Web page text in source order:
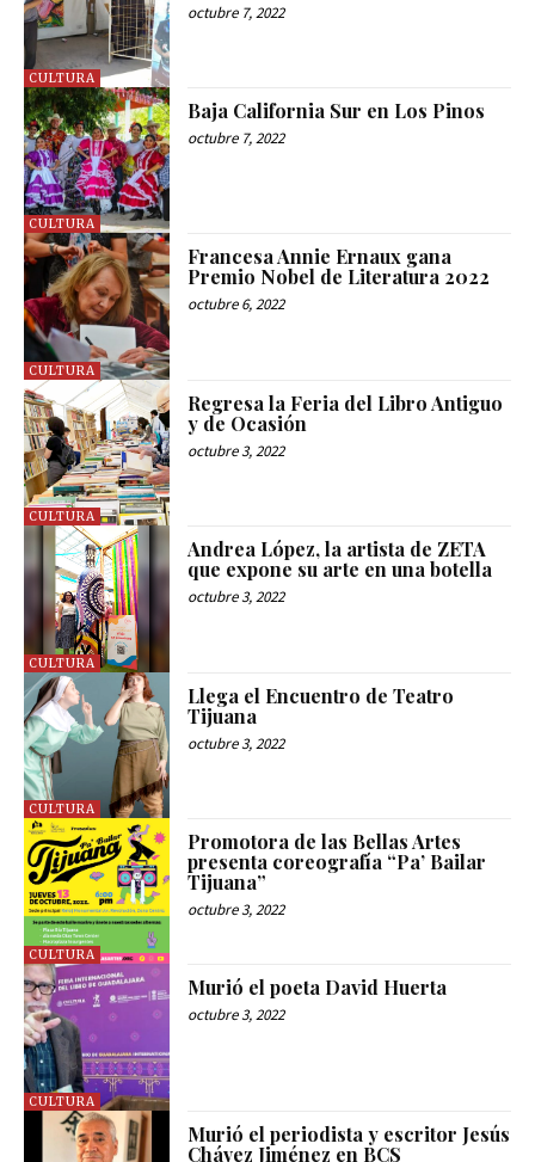
CULTURA
octubre 7, 2022
CULTURA
Baja California Sur en Los Pinos
octubre 7, 2022
CULTURA
Francesa Annie Ernaux gana
Premio Nobel de Literatura 2022
octubre 6, 2022
CULTURA
Regresa la Feria del Libro Antiguo
y de Ocasión
octubre 3, 2022
CULTURA
Andrea López, la artista de ZETA
que expone su arte en una botella
octubre 3, 2022
CULTURA
Llega el Encuentro de Teatro
Tijuana
octubre 3, 2022
CULTURA
Promotora de las Bellas Artes
presenta coreografía “Pa’ Bailar
Tijuana”
octubre 3, 2022
CULTURA
Murió el poeta David Huerta
octubre 3, 2022
Murió el periodista y escritor Jesús
Chávez Jiménez en BCS